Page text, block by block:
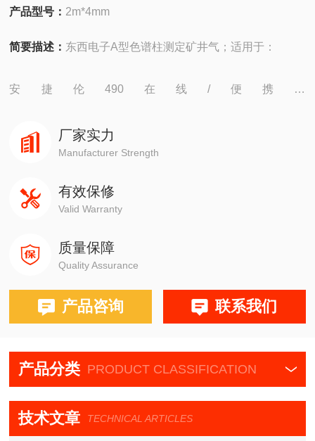
产品型号： 2m*4mm
简要描述： 东西电子A型色谱柱测定矿井气；适用于：
安捷伦490在线/便携，
岛津GC-14C，GC-2010，GC-2014，GC-2030
赛默飞1310,1300,1610,1600
厂家实力
Manufacturer Strength
有效保修
Valid Warranty
质量保障
Quality Assurance
产品咨询 联系我们
产品分类 PRODUCT CLASSIFICATION
技术文章 TECHNICAL ARTICLES